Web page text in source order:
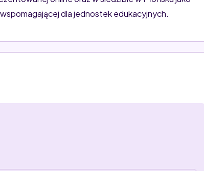
dla jednostek edukacyjnych.